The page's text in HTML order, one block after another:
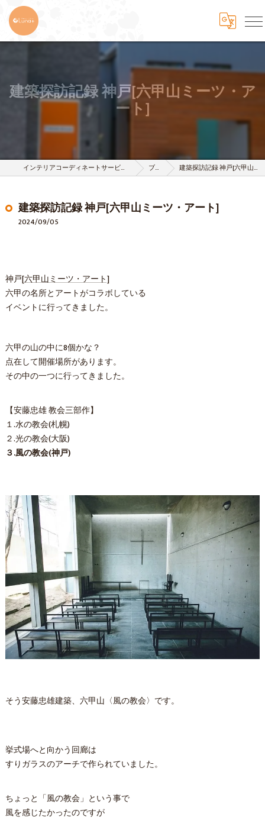
建築探訪記録 神戸[六甲山ミーツ・ア
ート]
インテリアコーディネートサービスは株式会社 樹-itsuki- ブログ 建築探訪記録 神戸[六甲山ミーツ・アート]
建築探訪記録 神戸[六甲山ミーツ・アート]
2024/09/05
神戸[六甲山ミーツ・アート]
六甲の名所とアートがコラボしている
イベントに行ってきました。
六甲の山の中に8個かな？
点在して開催場所があります。
その中の一つに行ってきました。
【安藤忠雄 教会三部作】
１.水の教会(札幌)
２.光の教会(大阪)
３.風の教会(神戸)
そう安藤忠雄建築、六甲山〈風の教会〉です。
挙式場へと向かう回廊は
すりガラスのアーチで作られていました。
ちょっと「風の教会」という事で
風を感じたかったのですが